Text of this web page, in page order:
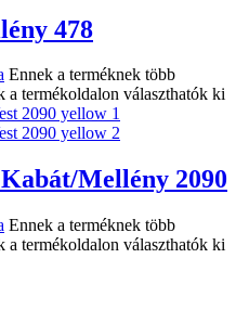
478
Ennek a terméknek több
a termékoldalon választhatók ki
Mellény 2090
Ennek a terméknek több
a termékoldalon választhatók ki